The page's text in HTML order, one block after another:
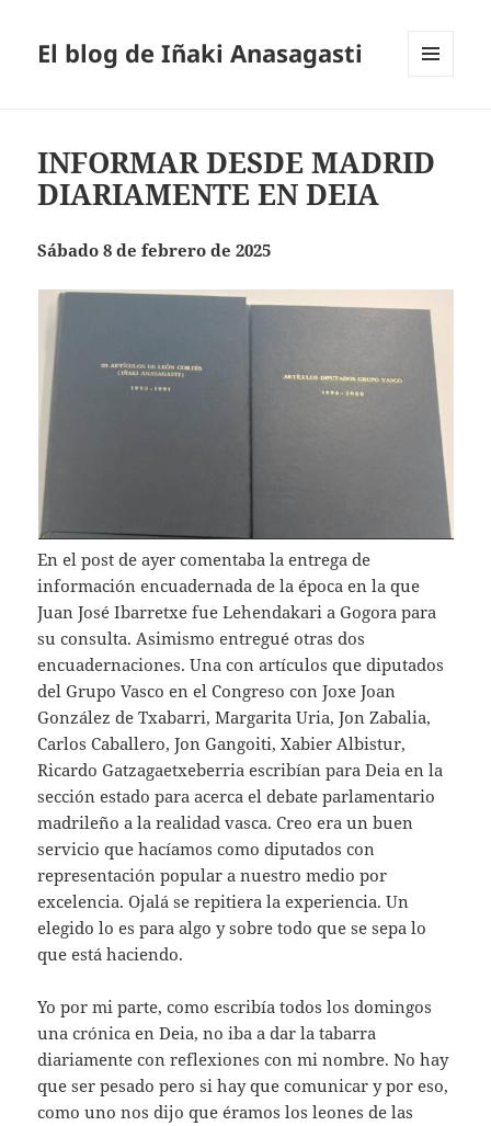
El blog de Iñaki Anasagasti
INFORMAR DESDE MADRID
DIARIAMENTE EN DEIA
Sábado 8 de febrero de 2025
En el post de ayer comentaba la entrega de
información encuadernada de la época en la que
Juan José Ibarretxe fue Lehendakari a Gogora para
su consulta. Asimismo entregué otras dos
encuadernaciones. Una con artículos que diputados
del Grupo Vasco en el Congreso con Joxe Joan
González de Txabarri, Margarita Uria, Jon Zabalia,
Carlos Caballero, Jon Gangoiti, Xabier Albistur,
Ricardo Gatzagaetxeberria escribían para Deia en la
sección estado para acerca el debate parlamentario
madrileño a la realidad vasca. Creo era un buen
servicio que hacíamos como diputados con
representación popular a nuestro medio por
excelencia. Ojalá se repitiera la experiencia. Un
elegido lo es para algo y sobre todo que se sepa lo
que está haciendo.
Yo por mi parte, como escribía todos los domingos
una crónica en Deia, no iba a dar la tabarra
diariamente con reflexiones con mi nombre. No hay
que ser pesado pero si hay que comunicar y por eso,
como uno nos dijo que éramos los leones de las